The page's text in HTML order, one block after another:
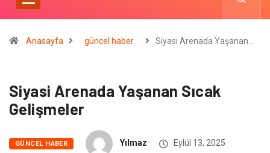
Anasayfa güncel haber Siyasi Arenada Yaşanan…
Siyasi Arenada Yaşanan Sıcak
Gelişmeler
GÜNCEL HABER Yılmaz Eylül 13, 2025